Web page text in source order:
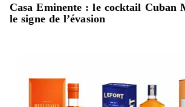
Casa Eminente : le cocktail Cuban
le signe de l’évasion